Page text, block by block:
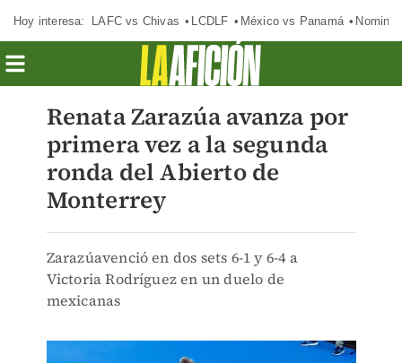
Hoy interesa: LAFC vs Chivas LCDLF México vs Panamá
Renata Zarazúa avanza por
primera vez a la segunda
ronda del Abierto de
Monterrey
Zarazúavenció en dos sets 6-1 y 6-4 a
Victoria Rodríguez en un duelo de
mexicanas